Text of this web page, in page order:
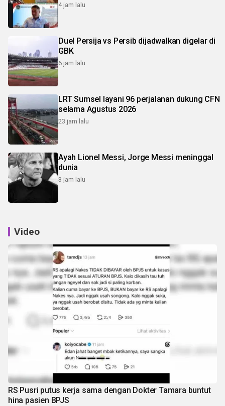
4 jam lalu
Duel Persija vs Persib dijadwalkan digelar di
GBK
6 jam lalu
LRT Sumsel layani 96 perjalanan dukung CFN
selama Agustus 2026
23 jam lalu
Ayah Lionel Messi, Jorge Messi meninggal
dunia
3 jam lalu
Video
RS Pusri putus kerja sama dengan Dokter Tamara buntut
hina pasien BPJS